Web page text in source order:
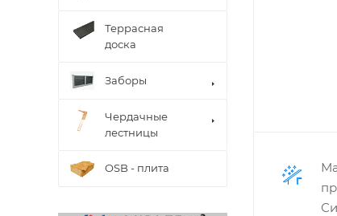
Террасная
доска
Заборы
Чердачные
лестницы
OSB - плита